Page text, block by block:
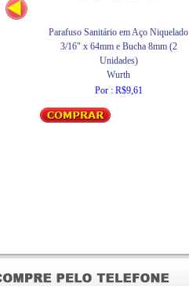
Parafuso Sanitário em Aço Niquelado
3/16" x 64mm e Bucha 8mm (2
Unidades)
Wurth
Por : R$9,61